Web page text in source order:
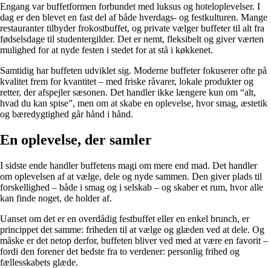
Engang var buffetformen forbundet med luksus og hoteloplevelser. I
dag er den blevet en fast del af både hverdags- og festkulturen. Mange
restauranter tilbyder frokostbuffet, og private vælger buffeter til alt fra
fødselsdage til studentergilder. Det er nemt, fleksibelt og giver værten
mulighed for at nyde festen i stedet for at stå i køkkenet.
Samtidig har buffeten udviklet sig. Moderne buffeter fokuserer ofte på
kvalitet frem for kvantitet – med friske råvarer, lokale produkter og
retter, der afspejler sæsonen. Det handler ikke længere kun om “alt,
hvad du kan spise”, men om at skabe en oplevelse, hvor smag, æstetik
og bæredygtighed går hånd i hånd.
En oplevelse, der samler
I sidste ende handler buffetens magi om mere end mad. Det handler
om oplevelsen af at vælge, dele og nyde sammen. Den giver plads til
forskellighed – både i smag og i selskab – og skaber et rum, hvor alle
kan finde noget, de holder af.
Uanset om det er en overdådig festbuffet eller en enkel brunch, er
princippet det samme: friheden til at vælge og glæden ved at dele. Og
måske er det netop derfor, buffeten bliver ved med at være en favorit –
fordi den forener det bedste fra to verdener: personlig frihed og
fællesskabets glæde.